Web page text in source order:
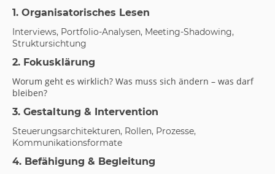
Interviews, Portfolio-Analysen, Meeting-Shadowing,
Struktursichtung
1. Organisatorisches Lesen
2. Fokusklärung
Worum geht es wirklich? Was muss sich ändern – was darf
bleiben?
3. Gestaltung & Intervention
Steuerungsarchitekturen, Rollen, Prozesse,
Kommunikationsformate
4. Befähigung & Begleitung